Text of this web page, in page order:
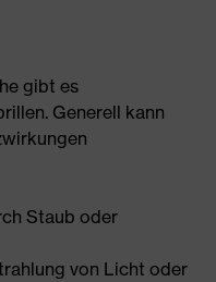
gibt es
Generell kann
Staub oder
von Licht oder